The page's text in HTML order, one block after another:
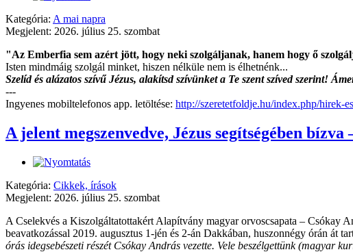
Kategória: A mai napra
Megjelent: 2026. július 25. szombat
"Az Emberfia sem azért jött, hogy neki szolgáljanak, hanem hogy ő
Isten mindmáig szolgál minket, hiszen nélküle nem is élhetnénk...
Szelíd és alázatos szívű Jézus, alakítsd szívünket a Te szent szíved szerint!
---
Ingyenes mobiltelefonos app. letöltése: http://szeretetfoldje.hu/index.php/hirek-
A jelent megszenvedve, Jézus segítségében
Kategória: Cikkek, írások
Megjelent: 2026. július 25. szombat
A Cselekvés a Kiszolgáltatottakért Alapítvány magyar orvoscsapata – Csókay
beavatkozással 2019. augusztus 1-jén és 2-án Dakkában, huszonnégy órán át
órás idegsebészeti részét Csókay András vezette. Vele beszélgettünk (magyar